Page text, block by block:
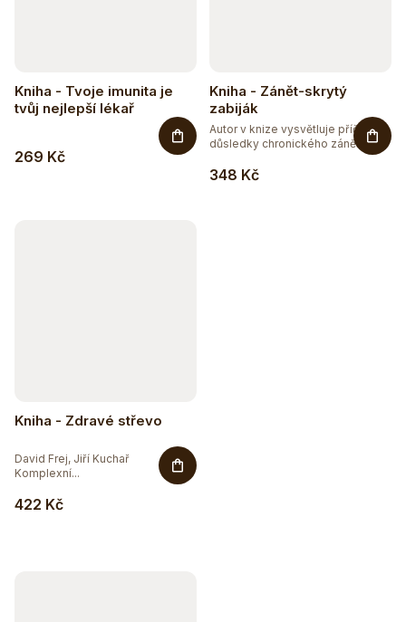
Kniha - Tvoje imunita je
tvůj nejlepší lékař
269 Kč
Kniha - Zánět-skrytý
zabiják
348 Kč
Autor v knize vysvětluje příčiny a
důsledky chronického zánětu...
Kniha - Zdravé střevo
422 Kč
David Frej, Jiří Kuchař
Komplexní...
Sleva až 20 %